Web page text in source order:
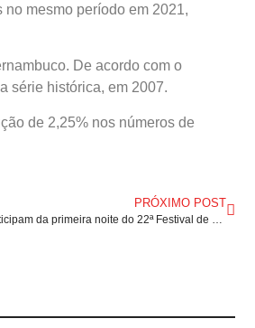
mesmo período em 2021,
De acordo com o
série histórica, em 2007.
de 2,25% nos números de
PRÓXIMO POST
Milhares de pessoas participam da primeira noite do 22ª Festival de Cultura da cidade de Fortuna/MA.